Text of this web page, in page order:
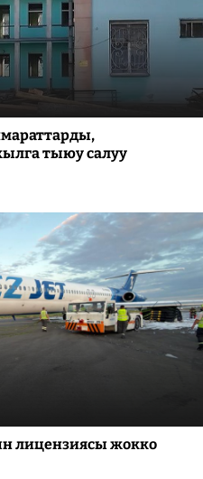
тыюу салуу
лицензиясы жокко